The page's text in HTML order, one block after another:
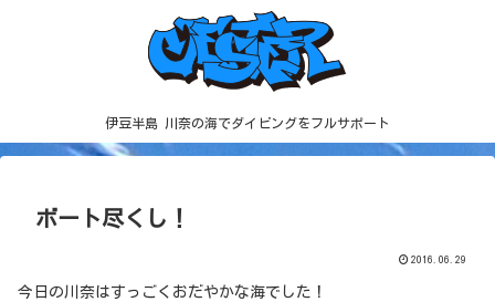
伊豆半島 川奈の海でダイビングをフルサポート
ボート尽くし！
2016.06.29
今日の川奈はすっごくおだやかな海でした！